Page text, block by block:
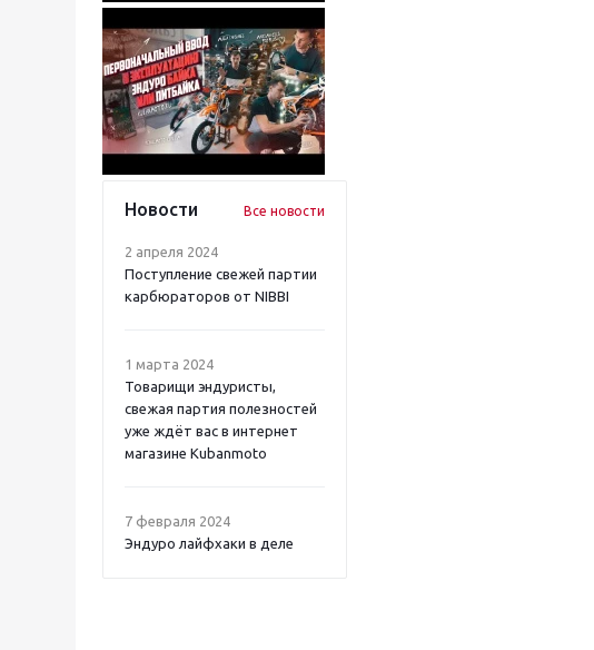
Новости Все новости
2 апреля 2024
Поступление свежей партии
карбюраторов от NIBBI
1 марта 2024
Товарищи эндуристы,
свежая партия полезностей
уже ждёт вас в интернет
магазине Kubanmoto
7 февраля 2024
Эндуро лайфхаки в деле